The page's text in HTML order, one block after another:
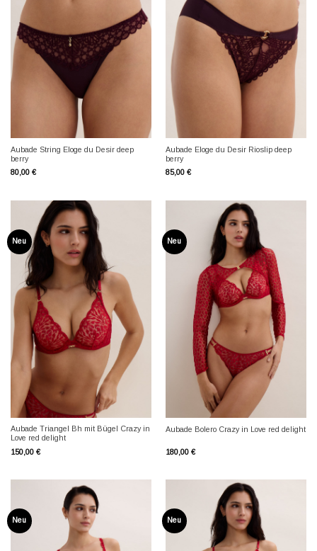
Aubade String Eloge du Desir deep
berry
80,00 €
Aubade Eloge du Desir Rioslip deep
berry
85,00 €
Neu
Aubade Triangel Bh mit Bügel Crazy in
Love red delight
150,00 €
Neu
Aubade Bolero Crazy in Love red delight
180,00 €
Neu Neu